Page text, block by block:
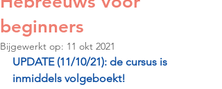
beginners
Bijgewerkt op: 11 okt 2021
UPDATE (11/10/21): de cursus is
inmiddels volgeboekt!